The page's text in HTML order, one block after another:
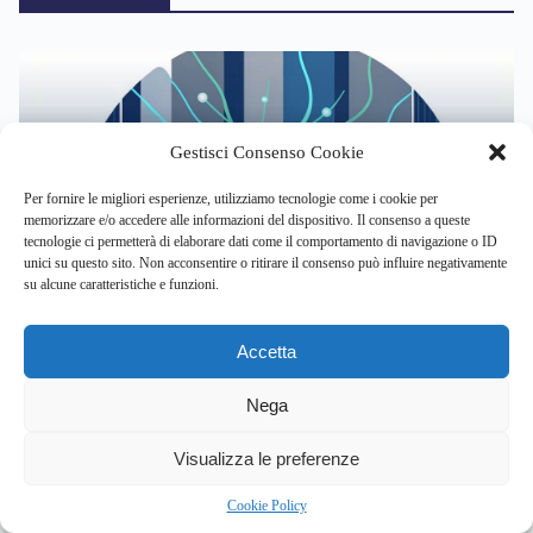
Gestisci Consenso Cookie
Per fornire le migliori esperienze, utilizziamo tecnologie come i cookie per
memorizzare e/o accedere alle informazioni del dispositivo. Il consenso a queste
tecnologie ci permetterà di elaborare dati come il comportamento di navigazione o ID
unici su questo sito. Non acconsentire o ritirare il consenso può influire negativamente
su alcune caratteristiche e funzioni.
Accetta
Nega
Visualizza le preferenze
Cookie Policy
Coscienza e fisica quantistica: la teoria Orch-OR
svela un ‘mondo platonico’ nel cervello
ago 7, 2026
MRC di Cambridge svela il codice che
ago 7, 2026